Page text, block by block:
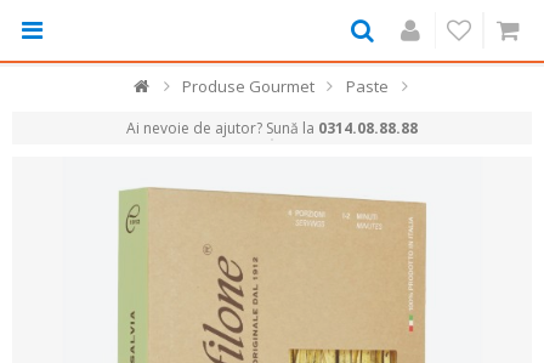
Produse Gourmet Paste
Ai nevoie de ajutor? Sună la 0314.08.88.88